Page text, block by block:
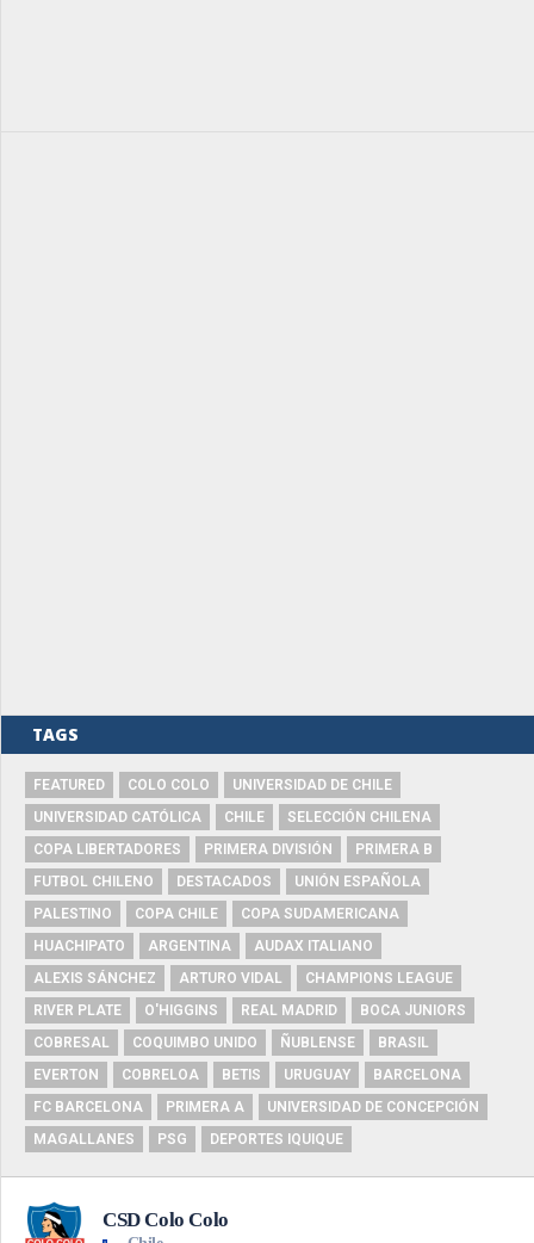
TAGS
FEATURED COLO COLO
UNIVERSIDAD DE CHILE
UNIVERSIDAD CATÓLICA
CHILE
SELECCIÓN CHILENA
COPA LIBERTADORES
PRIMERA DIVISIÓN
PRIMERA B
FUTBOL CHILENO
DESTACADOS
UNIÓN ESPAÑOLA
PALESTINO
COPA CHILE
COPA SUDAMERICANA
HUACHIPATO
ARGENTINA
AUDAX ITALIANO
ALEXIS SÁNCHEZ
ARTURO VIDAL
CHAMPIONS LEAGUE
RIVER PLATE
O'HIGGINS REAL MADRID
BOCA JUNIORS
COBRESAL
COQUIMBO UNIDO ÑUBLENSE
BRASIL
EVERTON
COBRELOA BETIS URUGUAY
BARCELONA
FC BARCELONA
PRIMERA A
UNIVERSIDAD DE CONCEPCIÓN
MAGALLANES
PSG DEPORTES IQUIQUE